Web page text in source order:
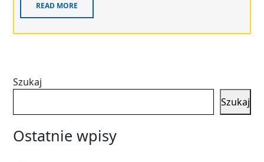
READ MORE
Szukaj
Szukaj
Ostatnie wpisy